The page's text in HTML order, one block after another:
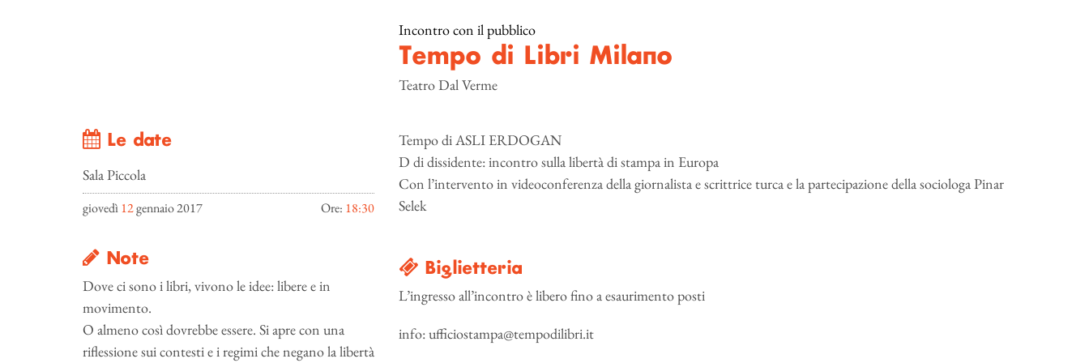
Le date
Sala Piccola
giovedì12gennaio 2017 Ore: 18:30
Note
Dove ci sono i libri, vivono le idee: libere e in
movimento.
O almeno così dovrebbe essere. Si apre con una
riflessione sui contesti e i regimi che negano la libertà
Incontro con il pubblico
Tempo di Libri Milano
Teatro Dal Verme
Tempo di ASLI ERDOGAN
D di dissidente: incontro sulla libertà di stampa in Europa
Con l’intervento in videoconferenza della giornalista e scrittrice turca e la partecipazione della sociologa Pinar
Selek
Biglietteria
L’ingresso all’incontro è libero fino a esaurimento posti
info: ufficiostampa@tempodilibri.it